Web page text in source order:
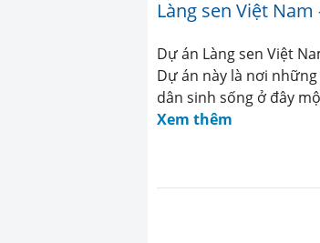
Làng sen Việt
Dự án Làng sen Việt
Dự án này là nơi
dân sinh sống ở đây
Xem thêm